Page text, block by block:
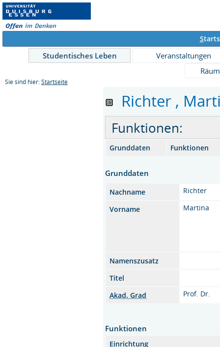
S
Studentisches Leben
Veranstaltungen
Sie sind hier: Startseite
Richter ,
Funktionen:
Grunddaten Funktionen
Grunddaten
Nachname
Richter
Vorname
Martina
Namenszusatz
Titel
Akad. Grad
Prof. Dr.
Funktionen
Einrichtung